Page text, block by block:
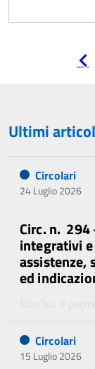
Ultimi
Circolari
24 Luglio 2026
Circ. n. 294
integrativi
assistenze,
ed
Circolari
15 Luglio 2026